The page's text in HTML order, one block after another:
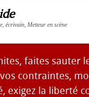
écrivain, Metteur en scène
faites sauter
contraintes,
exigez la liberté